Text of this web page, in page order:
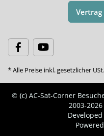
* Alle Preise inkl. gesetzlicher
© (c) AC-Sat-Corner
2003-